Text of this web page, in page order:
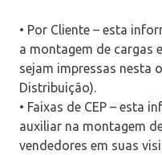
• Por Cliente – esta
a montagem de cargas
sejam impressas nesta
Distribuição).
• Faixas de CEP – esta
auxiliar na montagem
vendedores em suas